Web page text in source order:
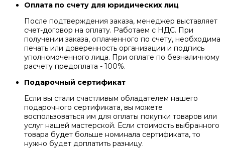
Оплата по счету для юридических лиц
После подтверждения заказа, менеджер выставляет
счет-договор на оплату. Работаем с НДС. При
получении заказа, оплаченного по счету, необходима
печать или доверенность организации и подпись
уполномоченного лица. При оплате по безналичному
расчету предоплата - 100%.
Подарочный сертификат
Если вы стали счастливым обладателем нашего
подарочного сертификата, вы можете
воспользоваться им для оплаты покупки товаров или
услуг нашей мастерской. Если стоимость выбранного
товара будет больше номинала сертификата, то
нужно будет доплатить разницу.